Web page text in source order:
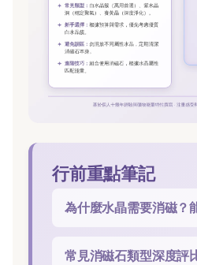
行前重點筆記
為什麼水晶需要消磁？
常見消磁石類型深度評